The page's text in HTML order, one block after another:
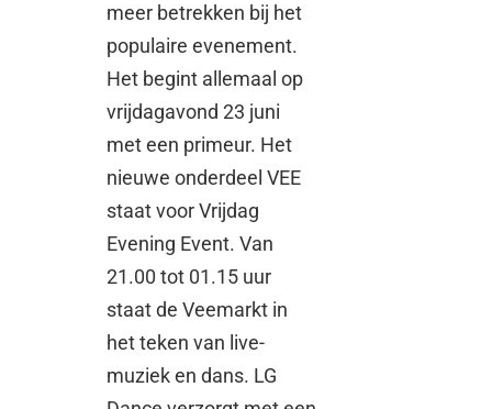
meer betrekken bij het
populaire evenement.
Het begint allemaal op
vrijdagavond 23 juni
met een primeur. Het
nieuwe onderdeel VEE
staat voor Vrijdag
Evening Event. Van
21.00 tot 01.15 uur
staat de Veemarkt in
het teken van live-
muziek en dans. LG